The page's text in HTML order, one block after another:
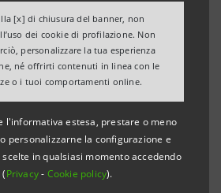
[x] di chiusura del banner, non
dei cookie di profilazione. Non
personalizzare la tua esperienza
né offrirti contenuti in linea con le
o i tuoi comportamenti online.
l'informativa estesa, prestare o meno
personalizzarne la configurazione e
in qualsiasi momento accedendo
Privacy- Cookie policy).
2008- Si comunica che Intesa
Sanpaolo") - ad esito
acquisto obbligatoria
ai sensi e per gli effetti di cui
comma, e 109, primo e
d.lgs. 24 febbraio 1998, n. 58,
modificato e integrato (il